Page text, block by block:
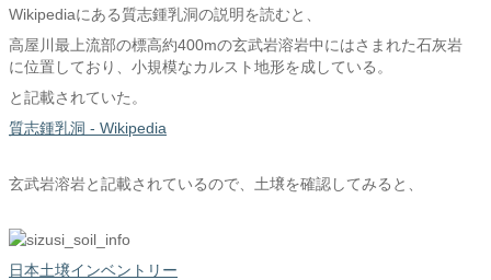
Wikipediaにある質志鍾乳洞の説明を読むと、
高屋川最上流部の標高約400mの玄武岩溶岩中にはさまれた石灰岩
に位置しており、小規模なカルスト地形を成している。
と記載されていた。
質志鍾乳洞 - Wikipedia
玄武岩溶岩と記載されているので、土壌を確認してみると、
日本土壌インベントリー